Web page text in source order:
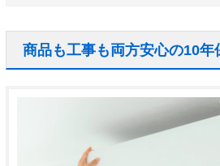
商品も工事も両方安心の10年